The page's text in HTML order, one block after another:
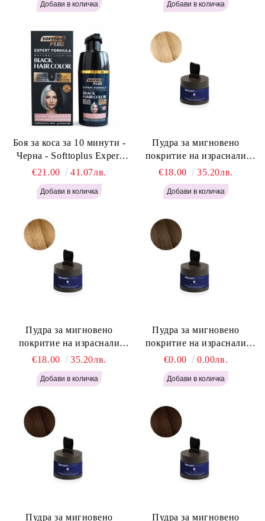
Боя за коса за 10 минути -
Черна - Softtoplus Expert
Woman Black 400мл
€21.00 41.07лв.
Пудра за мигновено
покритие на израснали
корени Светло Русо - Labor
Pro Instant Retouch Powder -
Light Blonde H646
€18.00 35.20лв.
Пудра за мигновено
покритие на израснали
корени Русо - Labor Pro
Instant Retouch Powder -
Blonde H645
€18.00 35.20лв.
Пудра за мигновено
покритие на израснали
корени Светло Кафяво -
Labor Pro Instant Retouch
Powder - Light Brown H644
€0.00 0.00лв.
Пудра за мигновено
Пудра за мигновено